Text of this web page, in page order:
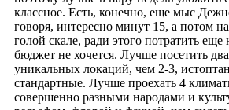
классное. Есть, конечно, еще мыс
говоря, интересно минут 15, а потом
голой скале, ради этого потратить еще
бюджет не хочется. Лучше посетить
уникальных локаций, чем 2-3,
стандартные. Лучше проехать 4
совершенно разными народами и